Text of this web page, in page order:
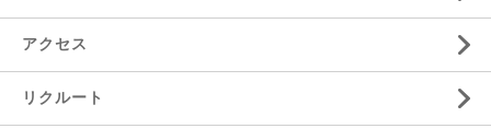
アクセス
リクルート